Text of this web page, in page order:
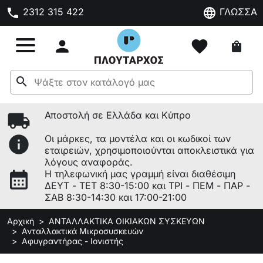
phone 2312 315 422 language ΓΛΩΣΣΑ
 favorite shopping_bag
search
local_shipping Αποστολή σε Ελλάδα και Κύπρο
info
Οι μάρκες, τα μοντέλα και οι κωδικοί των
εταιρειών, χρησιμοποιούνται αποκλειστικά για
λόγους αναφοράς.
calendar_month
Η τηλεφωνική μας γραμμή είναι διαθέσιμη
ΔΕΥΤ - ΤΕΤ 8:30-15:00 και ΤΡΙ - ΠΕΜ - ΠΑΡ -
ΣΑΒ 8:30-14:30 και 17:00-21:00
Αρχική
ΑΝΤΑΛΛΑΚΤΙΚΑ ΟΙΚΙΑΚΩΝ ΣΥΣΚΕΥΩΝ
Ανταλλακτικά Μικροσυσκευών
Αφυγραντήρας - Ιονιστής